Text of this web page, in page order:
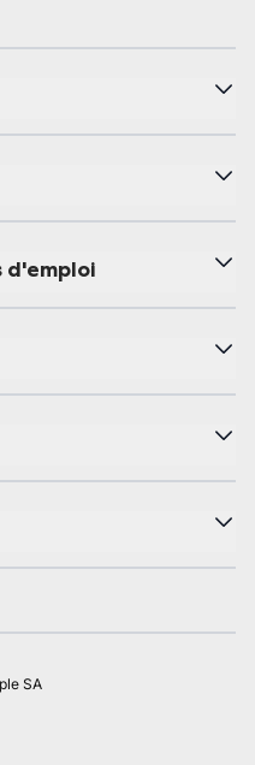
d'emploi
SA